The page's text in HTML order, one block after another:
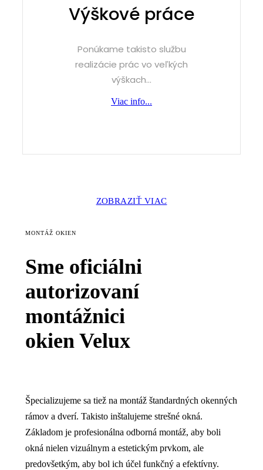
Výškové práce
Ponúkame takisto službu
realizácie prác vo veľkých
výškach...
Viac info...
ZOBRAZIŤ VIAC
MONTÁŽ OKIEN
Sme oficiálni
autorizovaní
montážnici
okien Velux
Špecializujeme sa tiež na montáž štandardných okenných
rámov a dverí. Takisto inštalujeme strešné okná.
Základom je profesionálna odborná montáž, aby boli
okná nielen vizuálnym a estetickým prvkom, ale
predovšetkým, aby bol ich účel funkčný a efektívny.